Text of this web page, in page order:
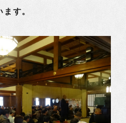
す。